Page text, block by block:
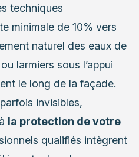
techniques
minimale de 10% vers
naturel des eaux de
larmiers sous l’appui
le long de la façade.
invisibles,
la protection de votre
qualifiés intègrent